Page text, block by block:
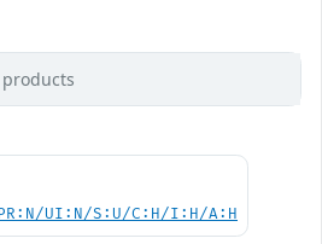
UI:N/S:U/C:H/I:H/A:H